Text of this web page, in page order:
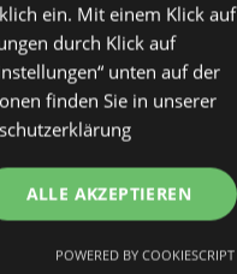
ein. Mit einem Klick auf
durch Klick auf
unten auf der
finden Sie in unserer
ALLE AKZEPTIEREN
POWERED BY COOKIESCRIPT